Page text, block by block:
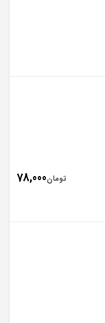
تومان78,000